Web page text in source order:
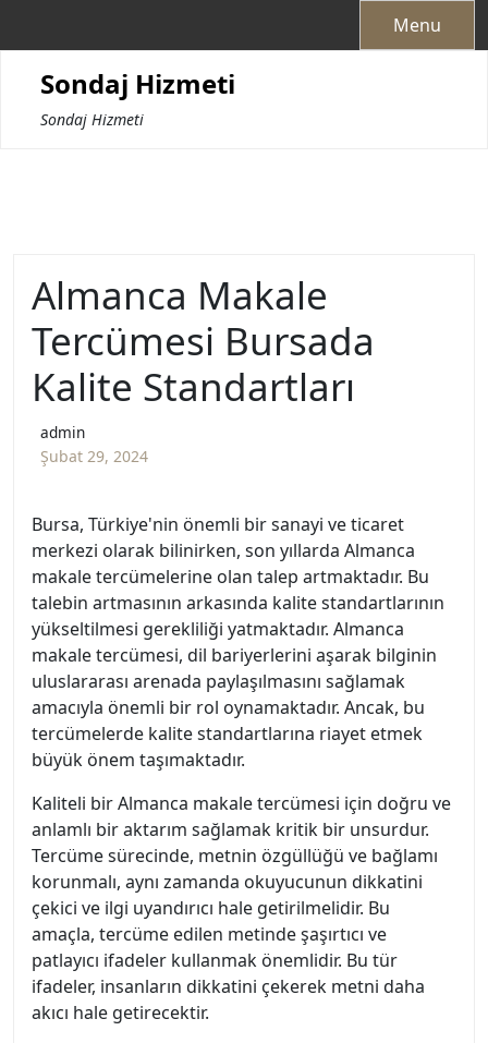
Menu
Sondaj Hizmeti
Sondaj Hizmeti
Almanca Makale
Tercümesi Bursada
Kalite Standartları
admin
Şubat 29, 2024
Bursa, Türkiye'nin önemli bir sanayi ve ticaret
merkezi olarak bilinirken, son yıllarda Almanca
makale tercümelerine olan talep artmaktadır. Bu
talebin artmasının arkasında kalite standartlarının
yükseltilmesi gerekliliği yatmaktadır. Almanca
makale tercümesi, dil bariyerlerini aşarak bilginin
uluslararası arenada paylaşılmasını sağlamak
amacıyla önemli bir rol oynamaktadır. Ancak, bu
tercümelerde kalite standartlarına riayet etmek
büyük önem taşımaktadır.
Kaliteli bir Almanca makale tercümesi için doğru ve
anlamlı bir aktarım sağlamak kritik bir unsurdur.
Tercüme sürecinde, metnin özgüllüğü ve bağlamı
korunmalı, aynı zamanda okuyucunun dikkatini
çekici ve ilgi uyandırıcı hale getirilmelidir. Bu
amaçla, tercüme edilen metinde şaşırtıcı ve
patlayıcı ifadeler kullanmak önemlidir. Bu tür
ifadeler, insanların dikkatini çekerek metni daha
akıcı hale getirecektir.